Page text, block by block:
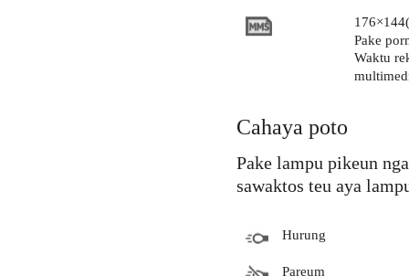
Pake
Waktu
Cahaya poto
Pake lampu pikeun
sawaktos teu aya
Hurung
Pareum